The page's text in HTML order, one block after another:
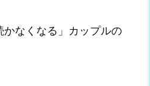
かなくなる」カップルの